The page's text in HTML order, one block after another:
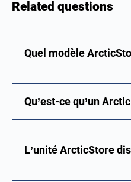
Related questions
Quel modèle
Qu’est-ce qu’un
L’unité ArcticStore